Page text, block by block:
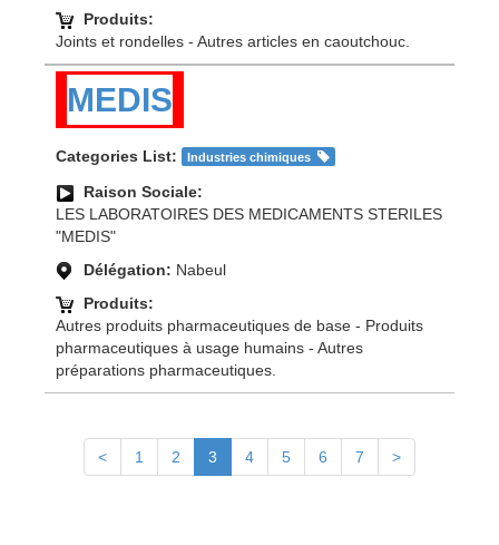
Produits:
Joints et rondelles - Autres articles en caoutchouc.
MEDIS
Categories List: Industries chimiques
Raison Sociale:
LES LABORATOIRES DES MEDICAMENTS STERILES
"MEDIS"
Délégation: Nabeul
Produits:
Autres produits pharmaceutiques de base - Produits
pharmaceutiques à usage humains - Autres
préparations pharmaceutiques.
< 1 2 3 4 5 6 7 >